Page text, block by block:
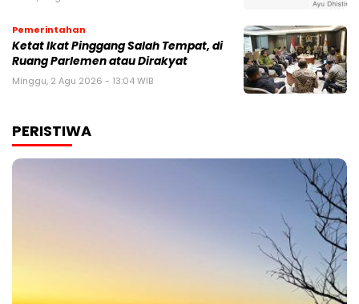
Pemerintahan
Ketat Ikat Pinggang Salah Tempat, di
Ruang Parlemen atau Dirakyat
Minggu, 2 Agu 2026 - 13:04 WIB
PERISTIWA